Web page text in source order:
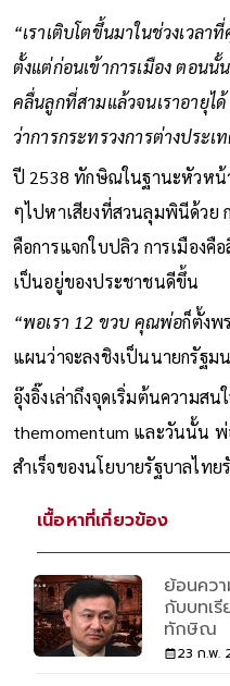
“เราเติบโตขึ้นมาในช่วงเวล
ตั้งแต่ก่อนเข้าการเมือง ตอน
คลื่นลูกที่สามแล้วจนเราอายุ
ว่าการกระทรวงการต่างประเ
ปี 2538 ทักษิณในฐานะหัวหน้
ๆไปหาเสียงที่สวนลุมพินีด้วย
คือการแจกใบปลิว การเมือง
เป็นอยู่ของประชาชนดีขึ้น
“พอเรา 12 ขวบ คุณพ่อก็ตั้งพ
แผนว่าจะลงชิงเป็นนายกรัฐม
อุ๊งอิ๊งเล่าถึงจุดเริ่มต้นความสน
themomentum และวันนั้น พ่
สำเร็จของนโยบายรัฐบาลไท
เนื้อหาที่เกี่ยวข้อง
ย้อนควา
กับบทเรี
ทักษิณ
23 ก.พ.